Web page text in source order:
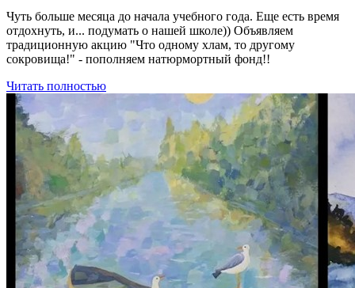
Чуть больше месяца до начала учебного года. Еще есть время
отдохнуть, и... подумать о нашей школе)) Объявляем
традиционную акцию "Что одному хлам, то другому
сокровища!" - пополняем натюрмортный фонд!!
Читать полностью